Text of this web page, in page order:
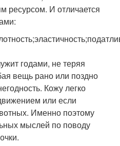
ресурсом. И отличается
годами, не теряя
вещь рано или поздно
Кожу легко
или если
Именно поэтому
мыслей по поводу